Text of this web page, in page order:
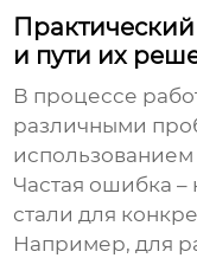
и пути их
В процессе
различными
Частая ошибка
стали для
Например, для